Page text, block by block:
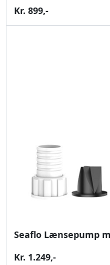
Kr. 899,-
Seaflo Lænsepump
Kr. 1.249,-